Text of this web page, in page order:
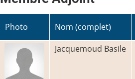
Photo Nom (complet)
Jacquemoud Basile